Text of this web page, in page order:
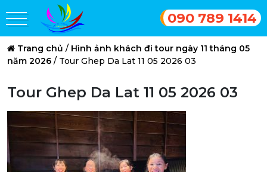
090 789 1414
Trang chủ / Hình ảnh khách đi tour ngày 11 tháng 05
năm 2026 / Tour Ghep Da Lat 11 05 2026 03
Tour Ghep Da Lat 11 05 2026 03